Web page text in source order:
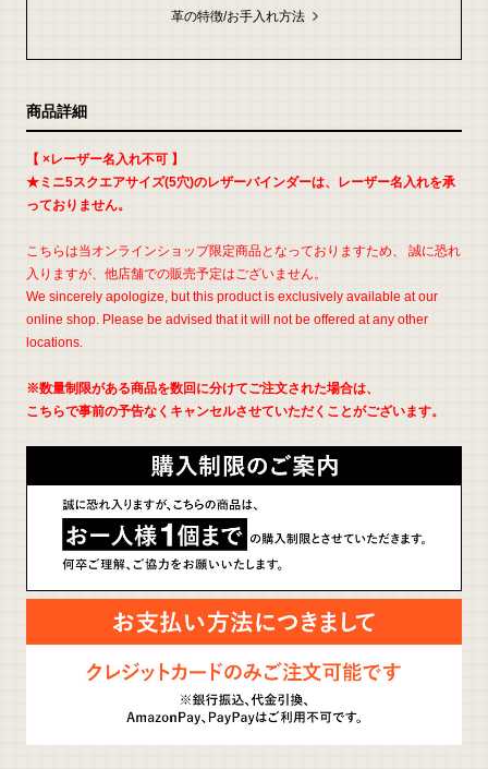
革の特徴/お手入れ方法
商品詳細
【 ×レーザー名入れ不可 】
★ミニ5スクエアサイズ(5穴)のレザーバインダーは、レーザー名入れを承
っておりません。
こちらは当オンラインショップ限定商品となっておりますため、 誠に恐れ
入りますが、他店舗での販売予定はございません。
We sincerely apologize, but this product is exclusively available at our
online shop. Please be advised that it will not be offered at any other
locations.
※数量制限がある商品を数回に分けてご注文された場合は、
こちらで事前の予告なくキャンセルさせていただくことがございます。